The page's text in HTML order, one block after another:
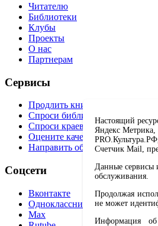
Читателю
Библиотеки
Клубы
Проекты
О нас
Партнерам
Сервисы
Продлить книгу
Спроси библиотекаря
Спроси краеведа
Оцените качество услуг
Направить обращение
Соцсети
Вконтакте
Одноклассники
Max
Настоящий
Яндекс
Счетчик Mail,
Данные сервисы
обслуживания.
Продолжая
не может
Информация об